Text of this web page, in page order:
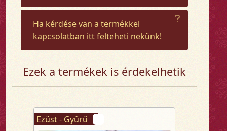
Ha kérdése van a termékkel
kapcsolatban itt felteheti nekünk!
Ezek a termékek is érdekelhetik
Ezüst - Gyűrű